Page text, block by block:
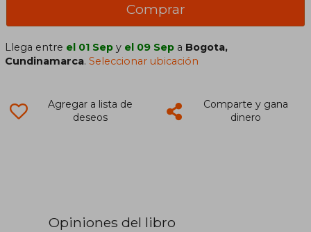
Comprar
Llega entre el 01 Sep y el 09 Sep a Bogota,
Cundinamarca.Seleccionar ubicación
Agregar a lista de
deseos
Comparte y gana
dinero
Opiniones del libro